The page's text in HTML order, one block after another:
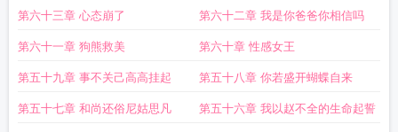
怕是离了个假婚全文阅读
我怕是当了个假和尚是什么歌我怕是修了假仙我怕是
怕是个假助攻 我怕不是个假的主角吧 我怕是个假机凯种免费阅读
角我怕是个假机凯种
第六十三章 心态崩了 第六十二章 我是你爸爸你相信吗
第六十一章 狗熊救美 第六十章 性感女王
第五十九章 事不关己高高挂起 第五十八章 你若盛开蝴蝶自来
第五十七章 和尚还俗尼姑思凡 第五十六章 我以赵不全的生命起誓